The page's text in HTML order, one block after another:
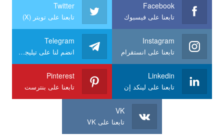
Facebook
تابعنا على فيسبوك
Twitter
تابعنا على تويتر (X)
Instagram
تابعنا على انستقرام
Telegram
انضم لنا على تيليجرام
Linkedin
تابعنا على لينكد إن
Pinterest
تابعنا على بنترست
VK
تابعنا على VK